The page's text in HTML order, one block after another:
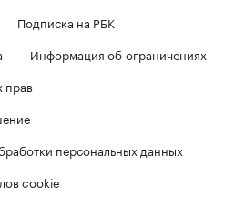
Подписка на РБК
Информация об ограничениях
прав
персональных данных
cookie